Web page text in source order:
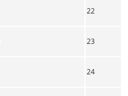
22
23
24